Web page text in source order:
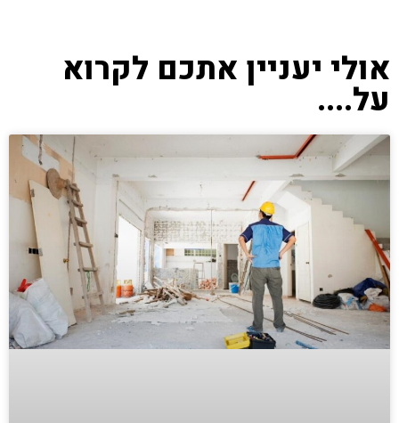
אולי יעניין אתכם לקרוא
על....